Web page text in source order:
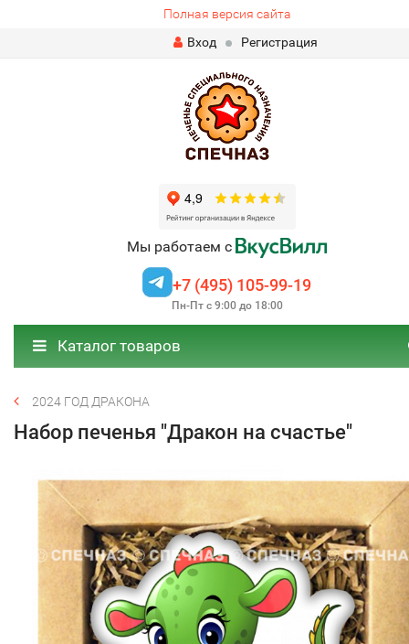
Полная версия сайта
Вход
Регистрация
Мы работаем с
+7 (495) 105-99-19
Пн-Пт с 9:00 до 18:00
Каталог товаров
2024 ГОД ДРАКОНА
Набор печенья "Дракон на счастье"